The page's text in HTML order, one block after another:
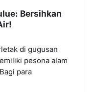
Bersihkan
di gugusan
pesona alam
para